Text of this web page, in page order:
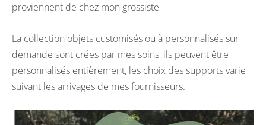
proviennent de chez mon grossiste
La collection objets customisés ou à personnalisés sur
demande sont crées par mes soins, ils peuvent être
personnalisés entièrement, les choix des supports varie
suivant les arrivages de mes fournisseurs.